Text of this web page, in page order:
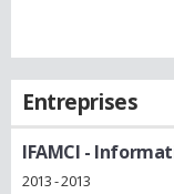
Entreprises
IFAMCI -
2013 - 2013